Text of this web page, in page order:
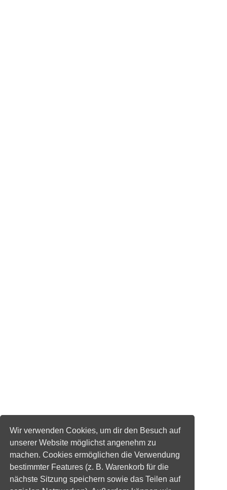
Wir verwenden Cookies, um dir den Besuch auf
unserer Website möglichst angenehm zu
machen. Cookies ermöglichen die Verwendung
bestimmter Features (z. B. Warenkorb für die
nächste Sitzung speichern sowie das Teilen auf